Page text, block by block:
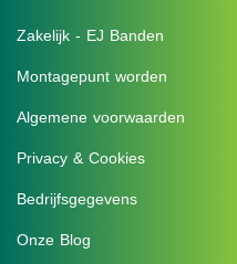
Zakelijk - EJ Banden
Montagepunt worden
Algemene voorwaarden
Privacy & Cookies
Bedrijfsgegevens
Onze Blog